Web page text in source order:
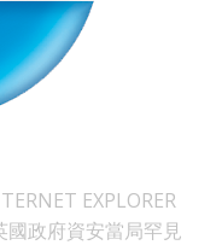
EXPLORER
國政府資安當局罕見